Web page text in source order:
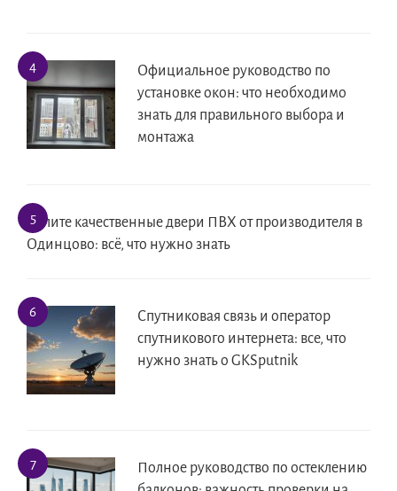
Официальное руководство по
установке окон: что необходимо
знать для правильного выбора и
монтажа
Купите качественные двери ПВХ от производителя в
Одинцово: всё, что нужно знать
Спутниковая связь и оператор
спутникового интернета: все, что
нужно знать о GKSputnik
Полное руководство по остеклению